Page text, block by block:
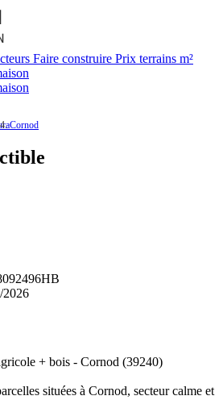
Faire construire Prix terrains m²
Cornod
2026
+ bois - Cornod (39240)
situées à Cornod, secteur calme et